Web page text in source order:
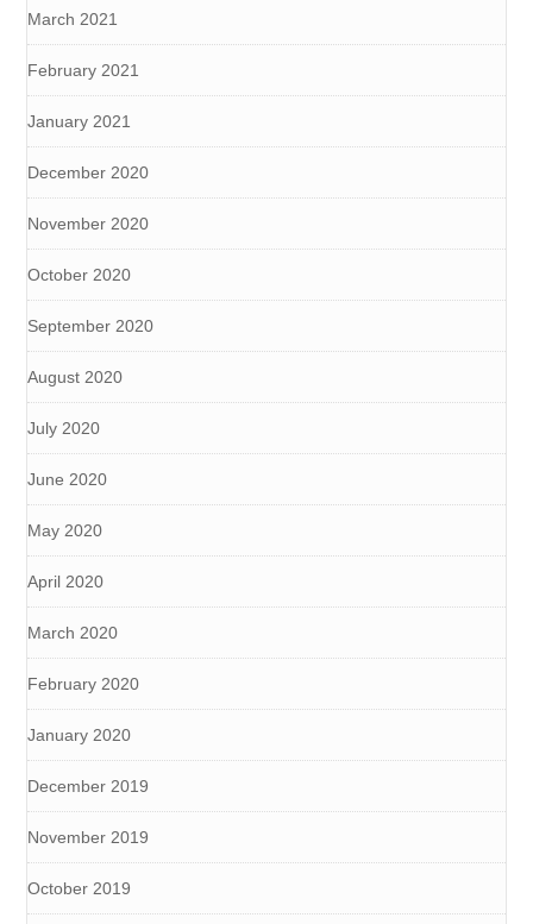
March 2021
February 2021
January 2021
December 2020
November 2020
October 2020
September 2020
August 2020
July 2020
June 2020
May 2020
April 2020
March 2020
February 2020
January 2020
December 2019
November 2019
October 2019